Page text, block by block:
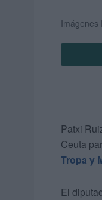
Imágenes
Patxi
Ceuta
Tropa y
El